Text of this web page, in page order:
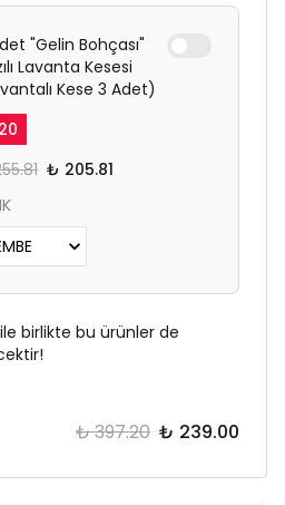
"Gelin Bohçası"
Lavanta Kesesi
Kese 3 Adet)
20
₺ 205.81
birlikte bu ürünler de
₺ 397.20 ₺ 239.00